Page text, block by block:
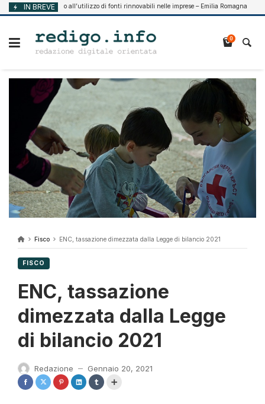
Vai
al
IN BREVE
Supporto all’utilizzo di fonti rinnovabili nelle imprese – Emilia Romagna
0
Fisco ENC, tassazione dimezzata dalla Legge di bilancio 2021
FISCO
ENC, tassazione
dimezzata dalla Legge
di bilancio 2021
Redazione — Gennaio 20, 2021